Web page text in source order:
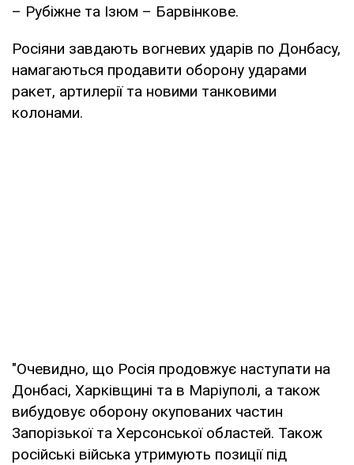
– Рубіжне та Ізюм – Барвінкове.
Росіяни завдають вогневих ударів по Донбасу,
намагаються продавити оборону ударами
ракет, артилерії та новими танковими
колонами.
"Очевидно, що Росія продовжує наступати на
Донбасі, Харківщині та в Маріуполі, а також
вибудовує оборону окупованих частин
Запорізької та Херсонської областей. Також
російські війська утримують позиції під